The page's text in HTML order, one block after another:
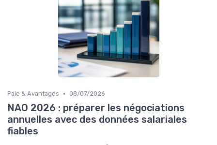
Paie & Avantages • 08/07/2026
NAO 2026 : préparer les négociations
annuelles avec des données salariales
fiables